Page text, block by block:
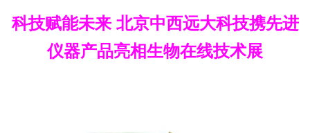
科技赋能未来 北京中西远大科技携先进
仪器产品亮相生物在线技术展